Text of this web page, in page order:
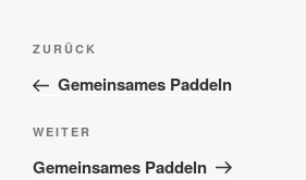
Beitragsnavigation
Vorheriger
Beitrag
ZURÜCK
Gemeinsames Paddeln
Nächster
Beitrag
WEITER
Gemeinsames Paddeln